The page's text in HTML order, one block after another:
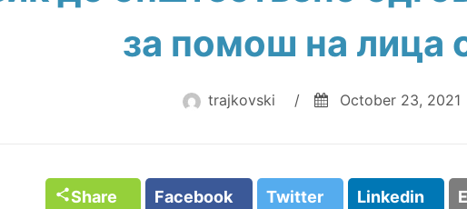
за помош на лица
trajkovski / October 23, 2021
Share Facebook Twitter Linkedin